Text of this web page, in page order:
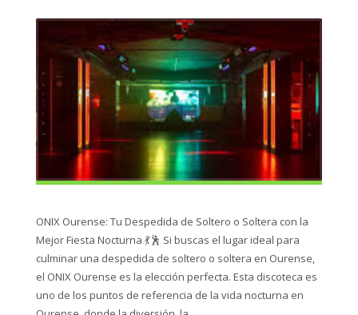
ONIX Ourense: Tu Despedida de Soltero o Soltera con la
Mejor Fiesta Nocturna 💃🕺 Si buscas el lugar ideal para
culminar una despedida de soltero o soltera en Ourense,
el ONIX Ourense es la elección perfecta. Esta discoteca es
uno de los puntos de referencia de la vida nocturna en